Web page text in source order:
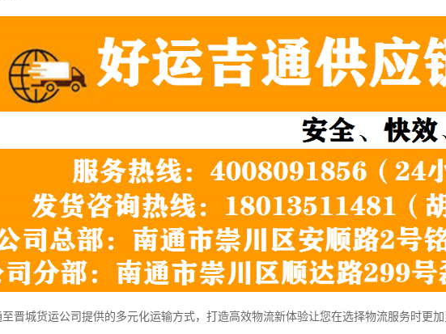
晋城货运公司提供的多元化运输方式，打造高效物流新体验让您在选择物流服务时更加